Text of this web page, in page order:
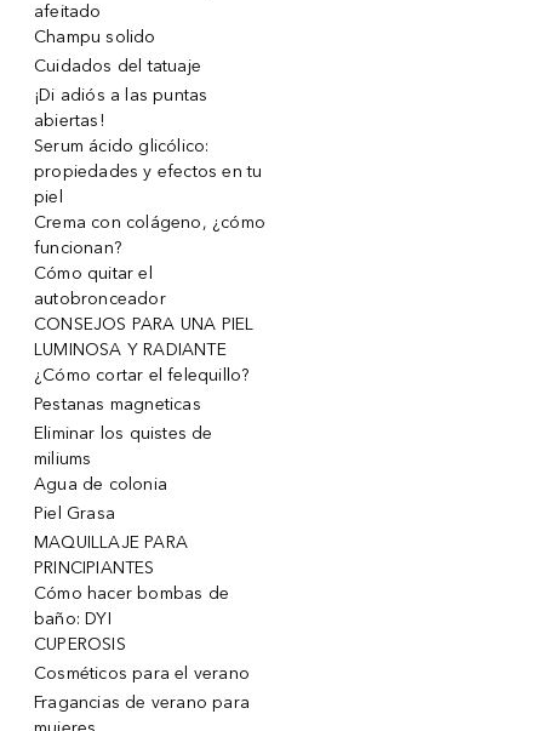
afeitado
Champu solido
Cuidados del tatuaje
¡Di adiós a las puntas
abiertas!
Serum ácido glicólico:
propiedades y efectos en tu
piel
Crema con colágeno, ¿cómo
funcionan?
Cómo quitar el
autobronceador
CONSEJOS PARA UNA PIEL
LUMINOSA Y RADIANTE
¿Cómo cortar el felequillo?
Pestanas magneticas
Eliminar los quistes de
miliums
Agua de colonia
Piel Grasa
MAQUILLAJE PARA
PRINCIPIANTES
Cómo hacer bombas de
baño: DYI
CUPEROSIS
Cosméticos para el verano
Fragancias de verano para